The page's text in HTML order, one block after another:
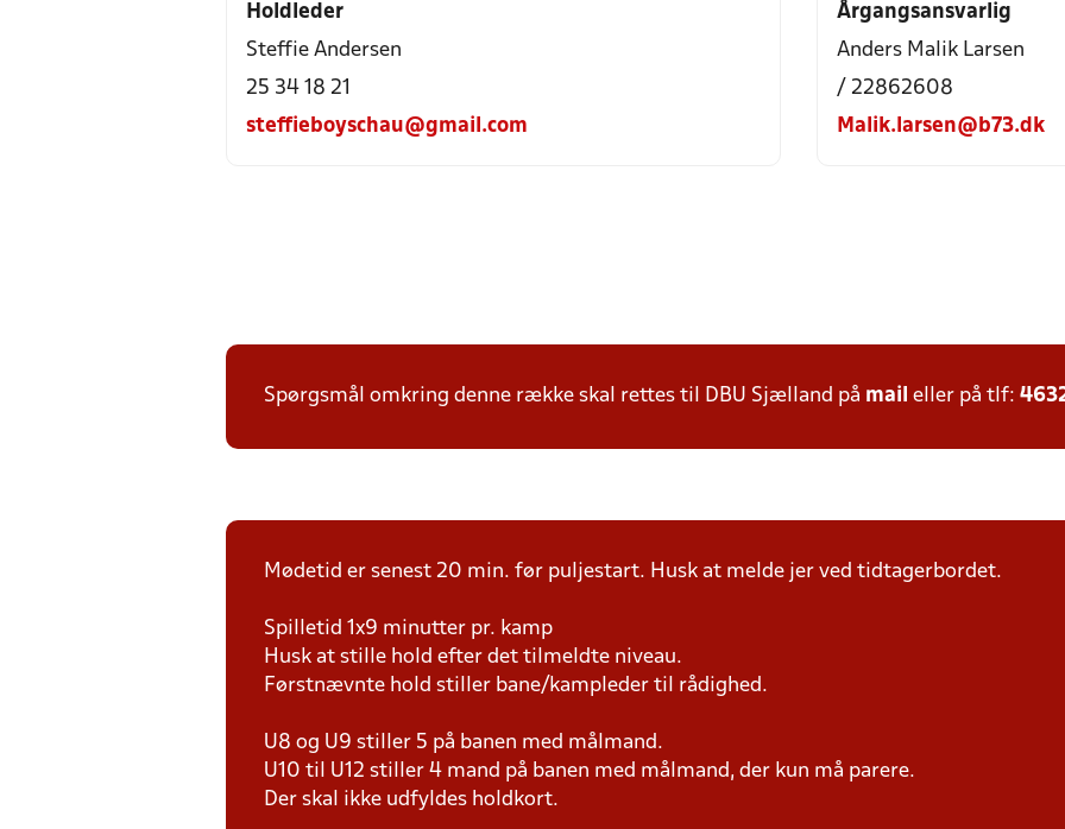
Holdleder
Steffie Andersen
25 34 18 21
steffieboyschau@gmail.com
Årgangsansvarlig
Anders Malik Larsen
/ 22862608
Malik.larsen@b73.dk
Spørgsmål omkring denne række skal rettes til DBU Sjælland på mail eller på tlf:
Mødetid er senest 20 min. før puljestart. Husk at melde jer ved tidtagerbordet.
Spilletid 1x9 minutter pr. kamp
Husk at stille hold efter det tilmeldte niveau.
Førstnævnte hold stiller bane/kampleder til rådighed.
U8 og U9 stiller 5 på banen med målmand.
U10 til U12 stiller 4 mand på banen med målmand, der kun må parere.
Der skal ikke udfyldes holdkort.